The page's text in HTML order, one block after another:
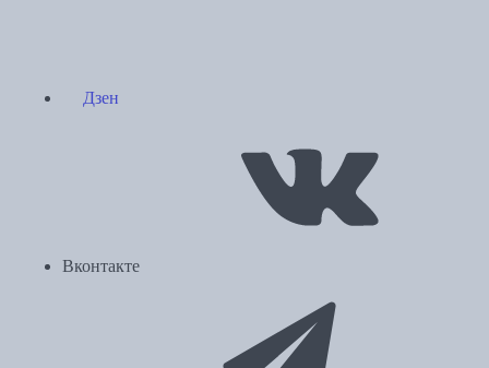
Дзен
Вконтакте